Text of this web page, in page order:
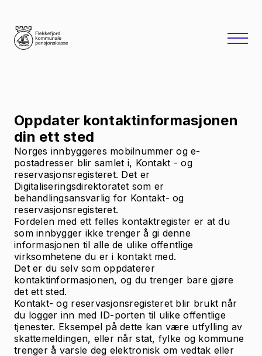
Oppdater kontaktinformasjonen
din ett sted
Norges innbyggeres mobilnummer og e-
postadresser blir samlet i, Kontakt - og
reservasjonsregisteret. Det er
Digitaliseringsdirektoratet som er
behandlingsansvarlig for Kontakt- og
reservasjonsregisteret.
Fordelen med ett felles kontaktregister er at du
som innbygger ikke trenger å gi denne
informasjonen til alle de ulike offentlige
virksomhetene du er i kontakt med.
Det er du selv som oppdaterer
kontaktinformasjonen, og du trenger bare gjøre
det ett sted.
Kontakt- og reservasjonsregisteret blir brukt når
du logger inn med ID-porten til ulike offentlige
tjenester. Eksempel på dette kan være utfylling av
skattemeldingen, eller når stat, fylke og kommune
trenger å varsle deg elektronisk om vedtak eller